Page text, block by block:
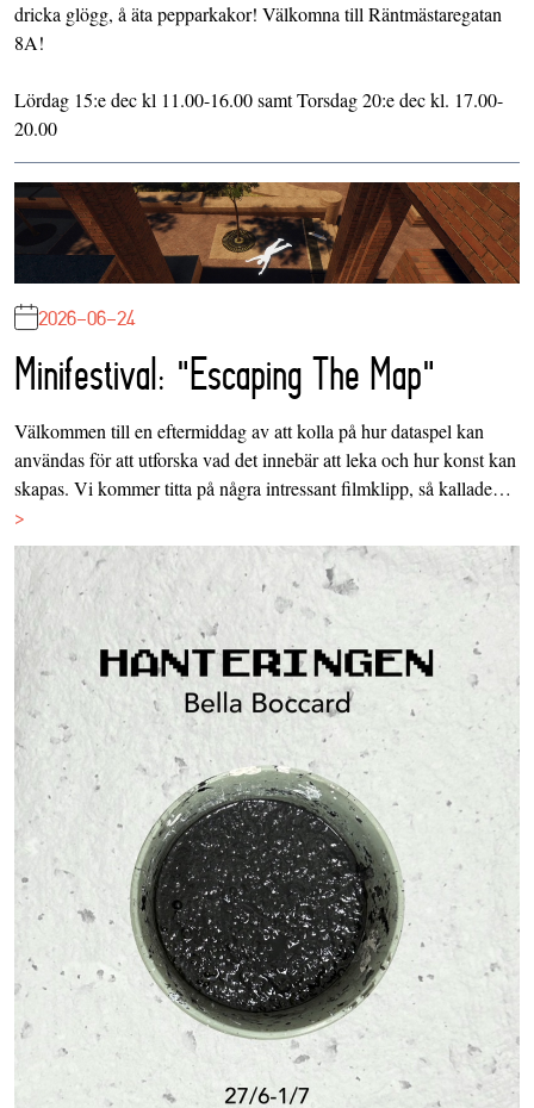
dricka glögg, å äta pepparkakor! Välkomna till Räntmästaregatan
8A!
Lördag 15:e dec kl 11.00-16.00 samt Torsdag 20:e dec kl. 17.00-
20.00
2026-06-24
Minifestival: "Escaping The Map"
Välkommen till en eftermiddag av att kolla på hur dataspel kan
användas för att utforska vad det innebär att leka och hur konst kan
skapas. Vi kommer titta på några intressant filmklipp, så kallade…
>